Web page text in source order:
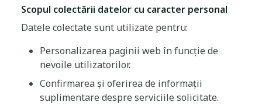
Scopul colectării datelor cu caracter personal
Datele colectate sunt utilizate pentru:
Personalizarea paginii web în funcție de
nevoile utilizatorilor.
Confirmarea și oferirea de informații
suplimentare despre serviciile solicitate.